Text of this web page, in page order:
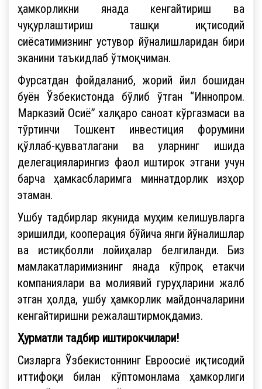
ҳамкорликни янада кенгайтириш ва
чуқурлаштириш ташқи иқтисодий
сиёсатимизнинг устувор йўналишларидан бири
эканини таъкидлаб ўтмоқчиман.
Фурсатдан фойдаланиб, жорий йил бошидан
буён Ўзбекистонда бўлиб ўтган “Иннопром.
Марказий Осиё” халқаро саноат кўргазмаси ва
тўртинчи Тошкент инвестиция форумини
қўллаб-қувватлагани ва уларнинг ишида
делегацияларингиз фаол иштирок этгани учун
барча ҳамкасбларимга миннатдорлик изҳор
этаман.
Ушбу тадбирлар якунида муҳим келишувларга
эришилди, кооперация бўйича янги йўналишлар
ва истиқболли лойиҳалар белгиланди. Биз
мамлакатларимизнинг янада кўпроқ етакчи
компаниялари ва молиявий гуруҳларини жалб
этган ҳолда, ушбу ҳамкорлик майдончаларини
кенгайтиришни режалаштирмоқдамиз.
Ҳурматли тадбир иштирокчилари!
Сизларга Ўзбекистоннинг Евроосиё иқтисодий
иттифоқи билан кўптомонлама ҳамкорлиги